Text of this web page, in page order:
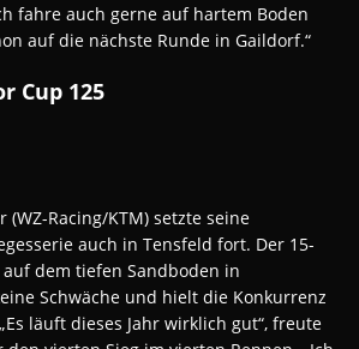
fahre auch gerne auf hartem Boden
auf die nächste Runde in Gaildorf.“
Cup 125
(WZ-Racing/KTM) setzte seine
auch in Tensfeld fort. Der 15-
auf dem tiefen Sandboden in
Schwäche und hielt die Konkurrenz
läuft dieses Jahr wirklich gut“, freute